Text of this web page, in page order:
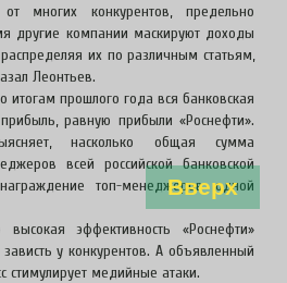
Вверх
многих конкурентов, предельно
другие компании маскируют доходы
их по различным статьям,
Леонтьев.
итогам прошлого года вся банковская
равную прибыли «Роснефти».
насколько общая сумма
всей российской банковской
топ-менеджеров одной
высокая эффективность «Роснефти»
у конкурентов. А объявленный
стимулирует медийные атаки.